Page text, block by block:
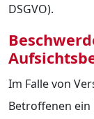
DSGVO).
Im Falle von
Betroffenen